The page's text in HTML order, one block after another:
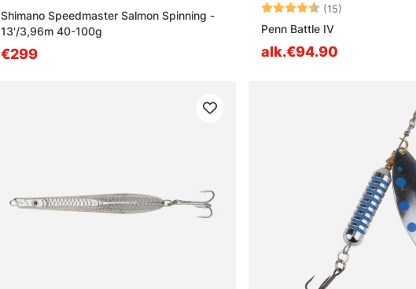
Shimano Speedmaster Salmon Spinning -
13'/3,96m 40-100g
€299
Arvio: (15)
Penn Battle IV
alk.€94.90